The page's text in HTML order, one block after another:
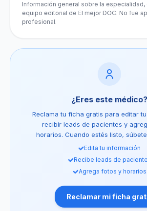
Información general sobre la especialidad,
equipo editorial de El mejor DOC. No fue
profesional.
¿Eres este médico?
Reclama tu ficha gratis para editar
recibir leads de pacientes y
horarios. Cuando estés listo,
Edita tu información
Recibe leads de
Agrega fotos y horarios
Reclamar mi ficha